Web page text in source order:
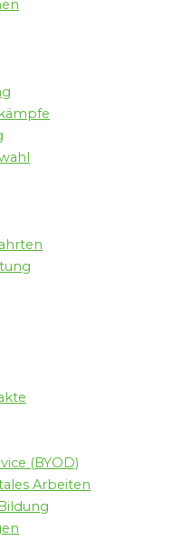
(BYOD)
Arbeiten